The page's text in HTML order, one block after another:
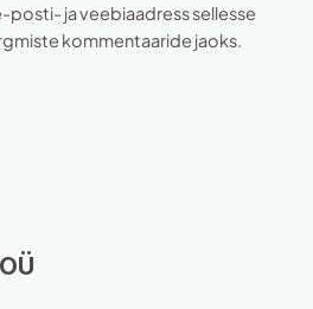
posti- ja veebiaadress sellesse
kommentaaride jaoks.